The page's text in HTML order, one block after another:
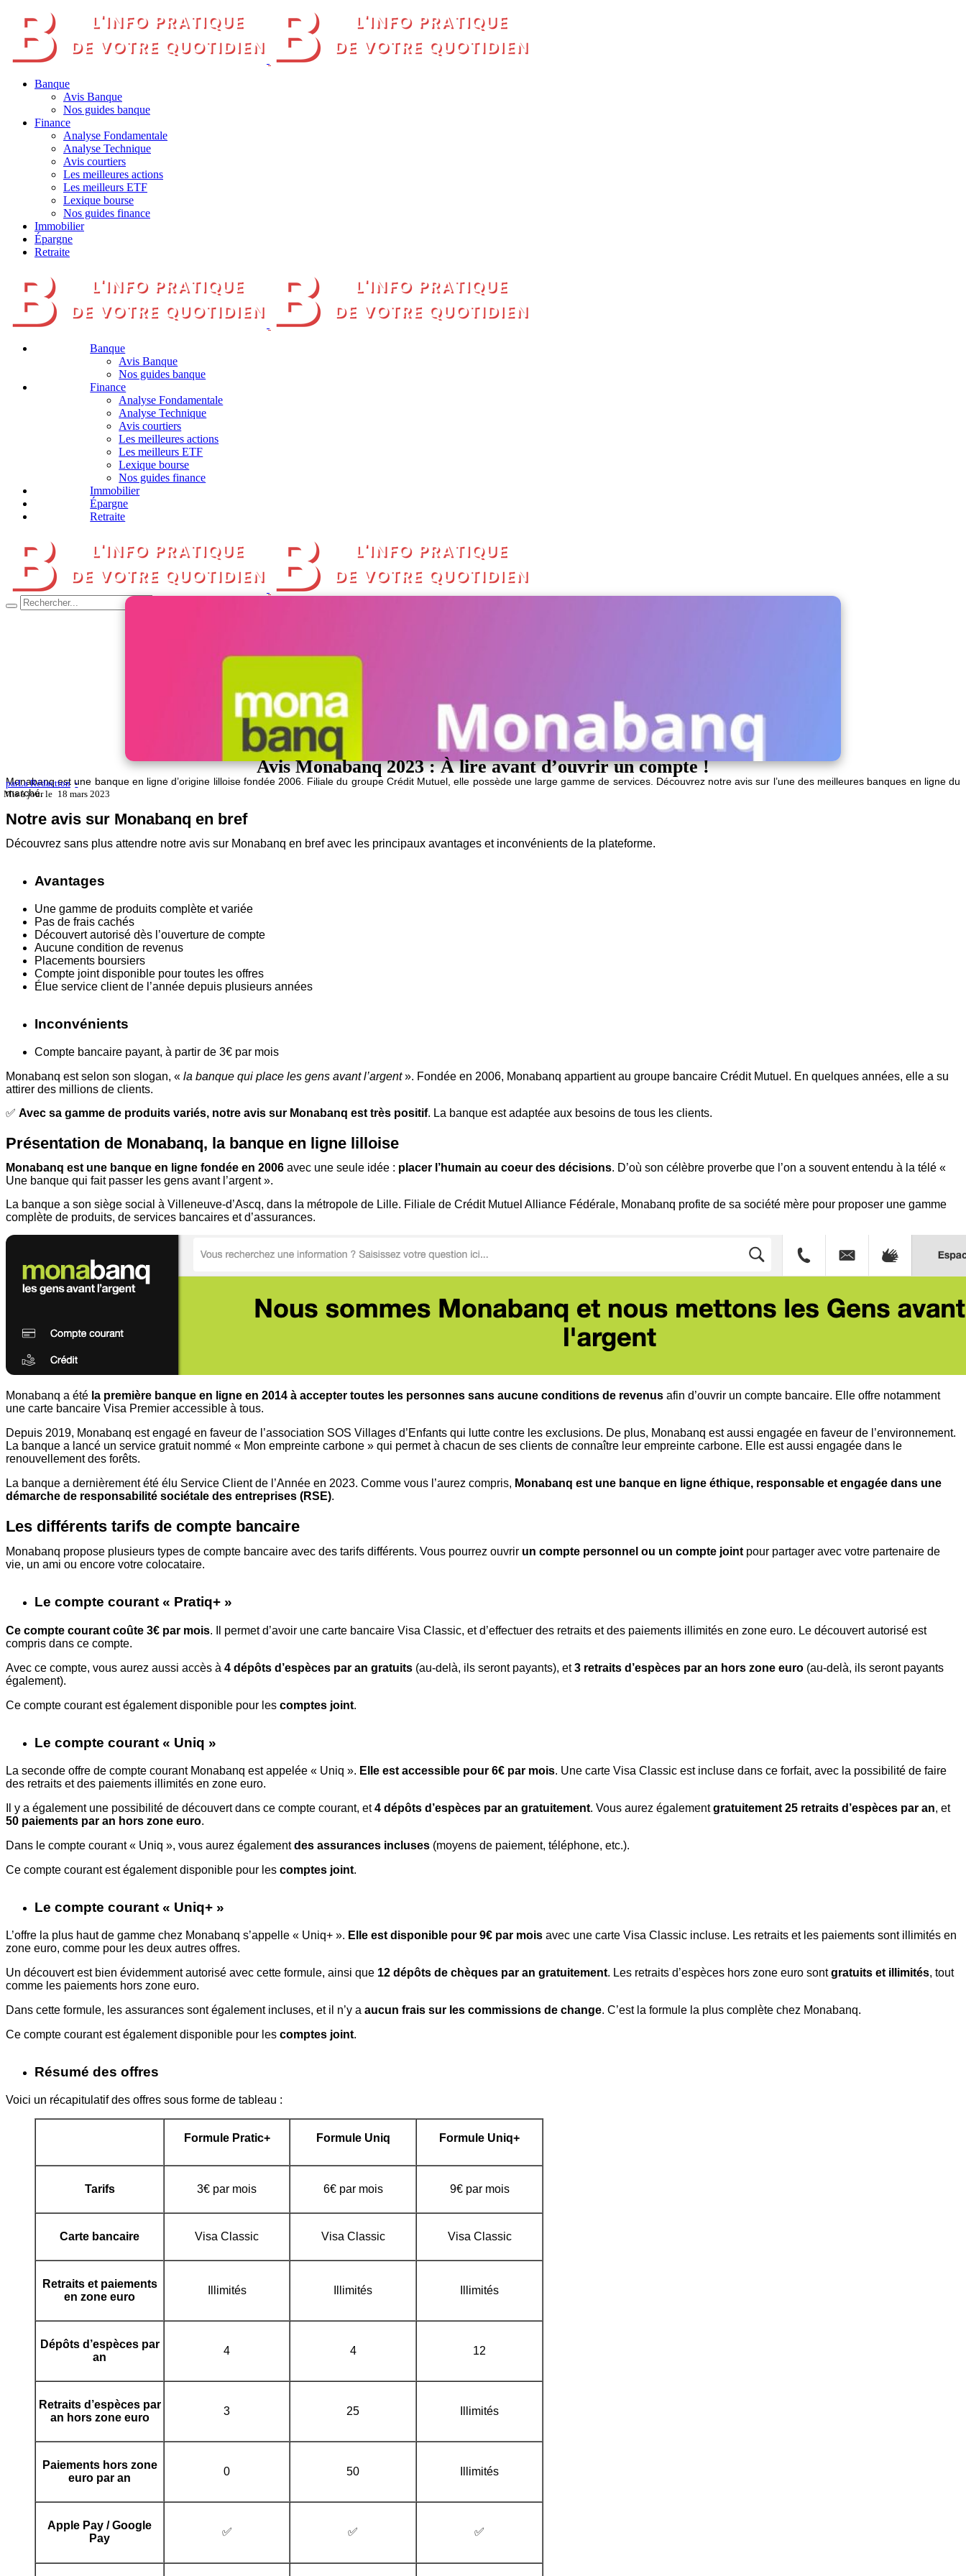
Banque
Avis Banque
Nos guides banque
Finance
Analyse Fondamentale
Analyse Technique
Avis courtiers
Les meilleures actions
Les meilleurs ETF
Lexique bourse
Nos guides finance
Immobilier
Épargne
Retraite
Banque
Avis Banque
Nos guides banque
Finance
Analyse Fondamentale
Analyse Technique
Avis courtiers
Les meilleures actions
Les meilleurs ETF
Lexique bourse
Nos guides finance
Immobilier
Épargne
Retraite
Avis Monabanq 2023 : À lire avant d’ouvrir un compte !
Monabanq est une banque en ligne d’origine lilloise fondée 2006. Filiale du groupe Crédit Mutuel, elle possède une large gamme de services. Découvrez notre avis sur l’une des meilleures banques en ligne du
marché.
parLa Rédaction
18 mars 2023
Notre avis sur Monabanq en bref
Découvrez sans plus attendre notre avis sur Monabanq en bref avec les principaux avantages et inconvénients de la plateforme.
Avantages
Une gamme de produits complète et variée
Pas de frais cachés
Découvert autorisé dès l’ouverture de compte
Aucune condition de revenus
Placements boursiers
Compte joint disponible pour toutes les offres
Élue service client de l’année depuis plusieurs années
Inconvénients
Compte bancaire payant, à partir de 3€ par mois
Monabanq est selon son slogan, « la banque qui place les gens avant l’argent». Fondée en 2006, Monabanq appartient au groupe bancaire Crédit Mutuel. En quelques années, elle a su
attirer des millions de clients.
✅ Avec sa gamme de produits variés, notre avis sur Monabanq est très positif. La banque est adaptée aux besoins de tous les clients.
Présentation de Monabanq, la banque en ligne lilloise
Monabanq est une banque en ligne fondée en 2006 avec une seule idée : placer l’humain au coeur des décisions. D’où son célèbre proverbe que l’on a souvent entendu à la télé «
Une banque qui fait passer les gens avant l’argent ».
La banque a son siège social à Villeneuve-d’Ascq, dans la métropole de Lille. Filiale de Crédit Mutuel Alliance Fédérale, Monabanq profite de sa société mère pour proposer une gamme
complète de produits, de services bancaires et d’assurances.
Monabanq a été la première banque en ligne en 2014 à accepter toutes les personnes sans aucune conditions de revenus afin d’ouvrir un compte bancaire. Elle offre notamment
une carte bancaire Visa Premier accessible à tous.
Depuis 2019, Monabanq est engagé en faveur de l’association SOS Villages d’Enfants qui lutte contre les exclusions. De plus, Monabanq est aussi engagée en faveur de l’environnement.
La banque a lancé un service gratuit nommé « Mon empreinte carbone » qui permet à chacun de ses clients de connaître leur empreinte carbone. Elle est aussi engagée dans le
renouvellement des forêts.
La banque a dernièrement été élu Service Client de l’Année en 2023. Comme vous l’aurez compris, Monabanq est une banque en ligne éthique, responsable et engagée dans une
démarche de responsabilité sociétale des entreprises (RSE).
Les différents tarifs de compte bancaire
Monabanq propose plusieurs types de compte bancaire avec des tarifs différents. Vous pourrez ouvrir un compte personnel ou un compte joint pour partager avec votre partenaire de
vie, un ami ou encore votre colocataire.
Le compte courant « Pratiq+ »
Ce compte courant coûte 3€ par mois. Il permet d’avoir une carte bancaire Visa Classic, et d’effectuer des retraits et des paiements illimités en zone euro. Le découvert autorisé est
compris dans ce compte.
Avec ce compte, vous aurez aussi accès à 4 dépôts d’espèces par an gratuits (au-delà, ils seront payants), et3 retraits d’espèces par an hors zone euro (au-delà, ils seront payants
également).
Ce compte courant est également disponible pour les comptes joint.
Le compte courant « Uniq »
La seconde offre de compte courant Monabanq est appelée « Uniq ». Elle est accessible pour 6€ par mois. Une carte Visa Classic est incluse dans ce forfait, avec la possibilité de faire
des retraits et des paiements illimités en zone euro.
Il y a également une possibilité de découvert dans ce compte courant, et4 dépôts d’espèces par an gratuitement. Vous aurez égalementgratuitement 25 retraits d’espèces par an, et
50 paiements par an hors zone euro.
Dans le compte courant « Uniq », vous aurez égalementdes assurances incluses (moyens de paiement, téléphone, etc.).
Ce compte courant est également disponible pour les comptes joint.
Le compte courant « Uniq+ »
L’offre la plus haut de gamme chez Monabanq s’appelle « Uniq+ ». Elle est disponible pour 9€ par mois avec une carte Visa Classic incluse. Les retraits et les paiements sont illimités en
zone euro, comme pour les deux autres offres.
Un découvert est bien évidemment autorisé avec cette formule, ainsi que 12 dépôts de chèques par an gratuitement. Les retraits d’espèces hors zone euro sontgratuits et illimités, tout
comme les paiements hors zone euro.
Dans cette formule, les assurances sont également incluses, et il n’y a aucun frais sur les commissions de change. C’est la formule la plus complète chez Monabanq.
Ce compte courant est également disponible pour les comptes joint.
Résumé des offres
Voici un récapitulatif des offres sous forme de tableau :
Formule Pratic+ Formule Uniq Formule Uniq+
Tarifs 3€ par mois 6€ par mois 9€ par mois
Carte bancaire Visa Classic Visa Classic Visa Classic
Retraits et paiements
en zone euro
Illimités Illimités Illimités
Dépôts d’espèces par
an
4 4 12
Retraits d’espèces par
an hors zone euro
3 25 Illimités
Paiements hors zone
euro par an
0 50 Illimités
Apple Pay / Google
Pay
✅ ✅ ✅